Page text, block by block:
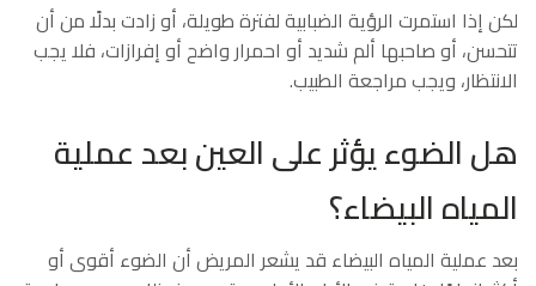
لكن إذا استمرت الرؤية الضبابية لفترة طويلة، أو زادت بدلًا من أن
تتحسن، أو صاحبها ألم شديد أو احمرار واضح أو إفرازات، فلا يجب
الانتظار، ويجب مراجعة الطبيب.
هل الضوء يؤثر على العين بعد عملية
المياه البيضاء؟
بعد عملية المياه البيضاء قد يشعر المريض أن الضوء أقوى أو